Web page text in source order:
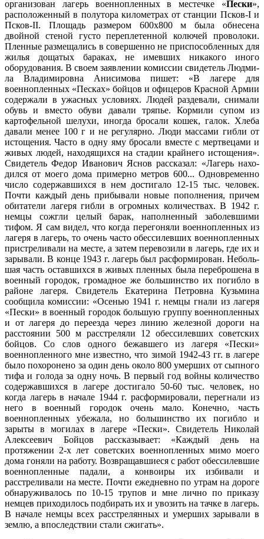
организован лагерь военнопленных в местечке «Пески»,
расположенный в полу­тора километрах от станции Псков-I и
Псков-II. Площадь размером 600х800 м была обнесена
двойной стеной густо переплетен­ной колючей проволоки.
Пленные размещались в совершенно не приспособленных для
жилья дощатых бараках, не имевших никакого иного
оборудования. В своем заявлении комиссии свидетель Людми­
ла Владимировна Анисимова пишет: «В лагере для
военнопленных «Песках» бойцов и офицеров Красной Армии
содержали в ужасных условиях. Людей раздевали, снимали
обувь и вместо обуви давали тряпье. Кормили супом из
картофельной шелухи, иногда бросали ко­шек, галок. Хлеба
давали менее 100 г и не регулярно. Люди массами гибли от
истощения. Часто в одну яму бросали вместе с мертвецами и
живых людей, находящихся на стадии крайнего исто­щения».
Свидетель Федор Иванович Яснов рассказал: «Лагерь нахо­
дился от моего дома примерно метров 600... Одновременно
число со­державшихся в нем достигало 12-15 тыс. человек.
Почти каждый день прибывали новые пополнения, причем
обитатели лагеря гибли в огромных количествах. В 1942 г.
немцы сожгли целый барак, напол­ненный заболевшими
тифом. Я сам видел, что когда перегоняли во­еннопленных из
лагеря в лагерь, то очень часто обессилевших воен­нопленных
пристреливали на месте, а затем перевозили в лагерь, где их и
зарывали. В конце 1943 г. лагерь был расформирован. Неболь­
шая часть оставшихся в живых пленных была переброшена в
воен­ный городок, громадное же большинство их погибло в
районе лагеря. Свидетель Екатерина Петровна Кузьмина
сообщила комиссии: «Осенью 1941 г. немцы гнали из лагеря
«Пески» в военный городок большую группу военнопленных
и от лагеря до переезда через линию железной дороги на
расстоянии 500 м расстреляли 12 обессилев­ших советских
бойцов. Со слов одного бежавшего из лагеря «Пески»
военнопленного мне известно, что зимой 1942-43 гг. в лагере
было похоронено за один день около 800 умерших от сыпного
тифа и голода за одну ночь. В первый год войны количество
содержавшихся в ла­гере достигало 50-60 тыс. человек, но
когда лагерь в начале 1944 г. расформировали, перегнали из
него в военный городок очень мало. Конечно, часть
военнопленных убежала, но большинство их погибло и
зарыты в могилах в лагере «Пески». Свидетель Николай
Алексеевич Бойцов рассказывает: «Каждый день на
протяжении 2-х лет совет­ских военнопленных мимо моего
дома гоняли на работу. Возвращав­шиеся с работ обессилевшие
военнопленные падали, а конвоиры их избивали и
расстреливали на месте. Почти ежедневно по утрам на до­роге
обнаруживалось по 10-15 трупов и мне лично по приказу
немцев приходилось подбирать их и увозить на тачке в лагерь.
В начале нем­цы всех расстрелянных и умерших зарывали в
землю, а впоследствии стали сжигать».